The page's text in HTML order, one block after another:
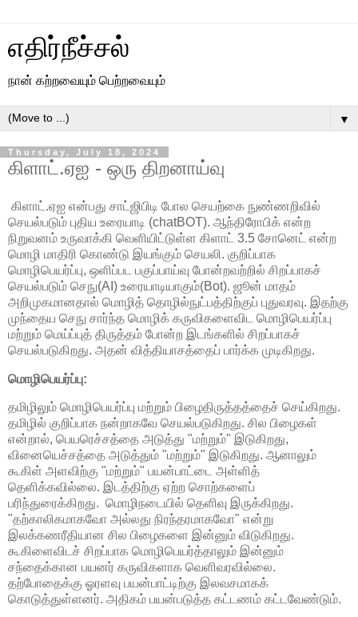
எதிர்நீச்சல்
நான் கற்றவையும் பெற்றவையும்
▼
Thursday, July 18, 2024
கிளாட்.ஏஐ - ஒரு திறனாய்வு
கிளாட்.ஏஐ என்பது சாட்ஜிபிடி போல செயற்கை நுண்ணறிவில்
செயல்படும் புதிய உரையாடி (chatBOT). ஆந்திரோபிக் என்ற
நிறுவனம் உருவாக்கி வெளியிட்டுள்ள கிளாட் 3.5 சோனெட் என்ற
மொழி மாதிரி கொண்டு இயங்கும் செயலி. குறிப்பாக
மொழிபெயர்ப்பு, ஒளிப்பட பகுப்பாய்வு போன்றவற்றில் சிறப்பாகச்
செயல்படும் செநு(AI) உரையாடியாகும்(Bot). ஜூன் மாதம்
அறிமுகமானதால் மொழித் தொழில்நுட்பத்திற்குப் புதுவரவு. இதற்கு
முந்தைய செநு சார்ந்த மொழிக் கருவிகளைவிட மொழிபெயர்ப்பு
மற்றும் மெய்ப்புத் திருத்தம் போன்ற இடங்களில் சிறப்பாகச்
செயல்படுகிறது. அதன் வித்தியாசத்தைப் பார்க்க முடிகிறது.
மொழிபெயர்ப்பு:
தமிழிலும் மொழிபெயர்ப்பு மற்றும் பிழைதிருத்தத்தைச் செய்கிறது.
தமிழில் குறிப்பாக நன்றாகவே செயல்படுகிறது. சில பிழைகள்
என்றால், பெயரெச்சத்தை அடுத்து "மற்றும்" இடுகிறது,
வினையெச்சத்தை அடுத்தும் "மற்றும்" இடுகிறது. ஆனாலும்
கூகிள் அளவிற்கு "மற்றும்" பயன்பாட்டை அள்ளித்
தெளிக்கவில்லை. இடத்திற்கு ஏற்ற சொற்களைப்
பரிந்துரைக்கிறது. மொழிநடையில் தெளிவு இருக்கிறது.
"தற்காலிகமாகவோ அல்லது நிரந்தரமாகவோ" என்று
இலக்கணரீதியான சில பிழைகளை இன்னும் விடுகிறது.
கூகிளைவிடச் சிறப்பாக மொழிபெயர்த்தாலும் இன்னும்
சந்தைக்கான பயனர் கருவிகளாக வெளிவரவில்லை.
தற்போதைக்கு ஓரளவு பயன்பாட்டிற்கு இலவசமாகக்
கொடுத்துள்ளனர். அதிகம் பயன்படுத்த கட்டணம் கட்டவேண்டும்.